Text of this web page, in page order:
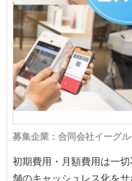
募集企業：合同会社イーグル
初期費用・月額費用は一
舗のキャッシュレス化を